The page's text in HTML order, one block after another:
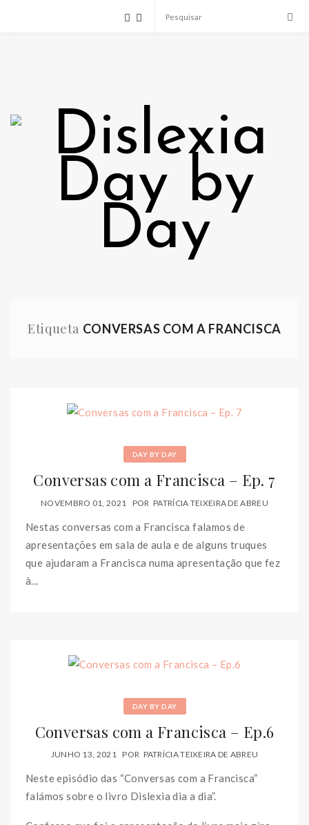
Etiqueta CONVERSAS COM A FRANCISCA
DAY BY DAY
Conversas com a Francisca – Ep. 7
NOVEMBRO 01, 2021 POR PATRÍCIA TEIXEIRA DE ABREU
Nestas conversas com a Francisca falamos de
apresentações em sala de aula e de alguns truques
que ajudaram a Francisca numa apresentação que fez
à...
DAY BY DAY
Conversas com a Francisca – Ep.6
JUNHO 13, 2021 POR PATRÍCIA TEIXEIRA DE ABREU
Neste episódio das “Conversas com a Francisca”
falámos sobre o livro Dislexia dia a dia”.